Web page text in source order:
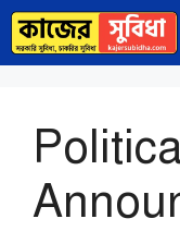
Skip
content